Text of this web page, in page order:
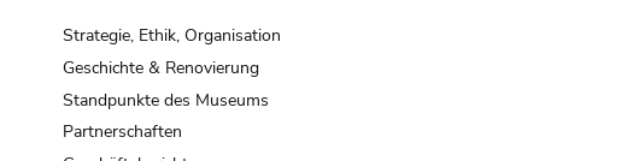
Strategie, Ethik, Organisation
Geschichte & Renovierung
Standpunkte des Museums
Partnerschaften